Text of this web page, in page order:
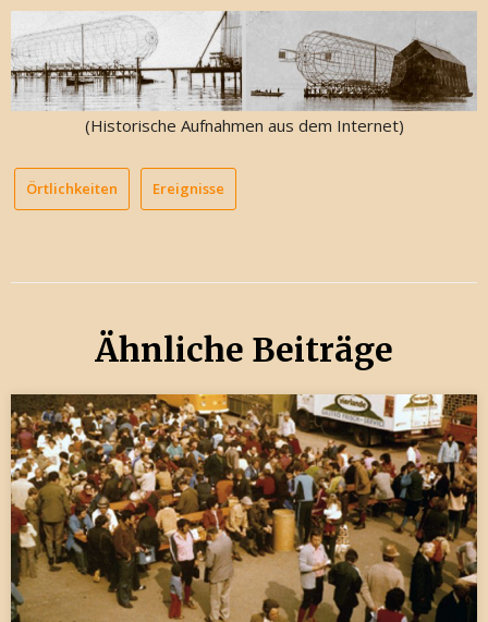
(Historische Aufnahmen aus dem Internet)
Örtlichkeiten Ereignisse
Ähnliche Beiträge